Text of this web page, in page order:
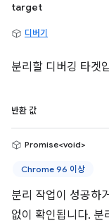
target
디버기
분리할 디버깅 타겟
반환 값
Promise<void>
Chrome 96 이상
분리 작업이 성공하
없이 확인됩니다. 분